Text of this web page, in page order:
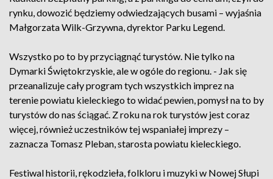
rynku, dowozić będziemy odwiedzających busami – wyjaśnia
Małgorzata Wilk-Grzywna, dyrektor Parku Legend.
Wszystko po to by przyciągnąć turystów. Nie tylko na
Dymarki Świętokrzyskie, ale w ogóle do regionu. - Jak się
przeanalizuje cały program tych wszystkich imprez na
terenie powiatu kieleckiego to widać pewien, pomysł na to by
turystów do nas ściągać. Z roku na rok turystów jest coraz
więcej, również uczestników tej wspaniałej imprezy –
zaznacza Tomasz Pleban, starosta powiatu kieleckiego.
Festiwal historii, rękodzieła, folkloru i muzyki w Nowej Słupi